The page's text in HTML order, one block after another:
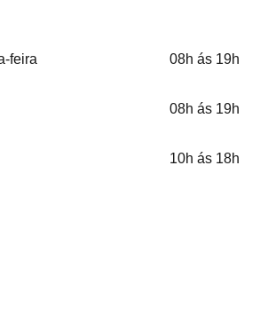
feira 08h ás 19h
08h ás 19h
10h ás 18h